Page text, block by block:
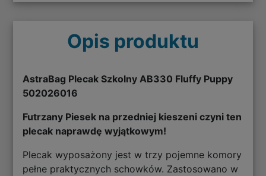
Opis produktu
AstraBag Plecak Szkolny AB330 Fluffy Puppy
502026016
Futrzany Piesek na przedniej kieszeni czyni ten
plecak naprawdę wyjątkowym!
Plecak wyposażony jest w trzy pojemne komory
pełne praktycznych schowków. Zastosowano w